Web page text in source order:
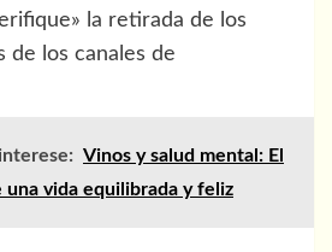
la retirada de los
de los canales de
Vinos y salud mental: El
vida equilibrada y feliz